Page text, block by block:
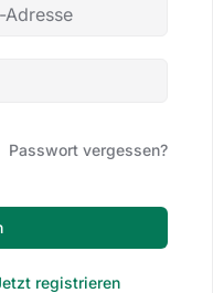
Passwort vergessen?
registrieren